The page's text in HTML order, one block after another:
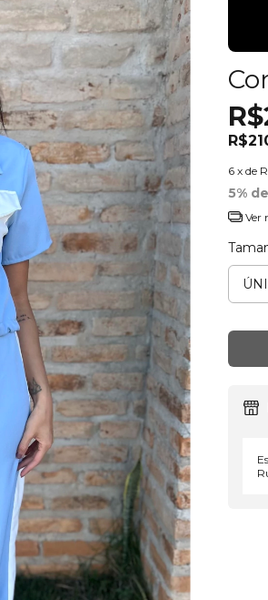
6 x de
5%
Ver